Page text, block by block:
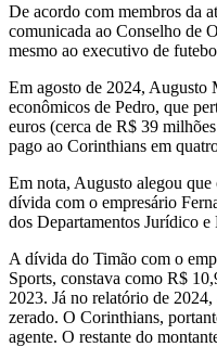
De acordo com membros da
comunicada ao Conselho de
mesmo ao executivo de
Em agosto de 2024, Augusto
econômicos de Pedro, que
euros (cerca de R$ 39
pago ao Corinthians em
Em nota, Augusto alegou que
dívida com o empresário
dos Departamentos Jurídico e
A dívida do Timão com o
Sports, constava como R$
2023. Já no relatório de
zerado. O Corinthians,
agente. O restante do